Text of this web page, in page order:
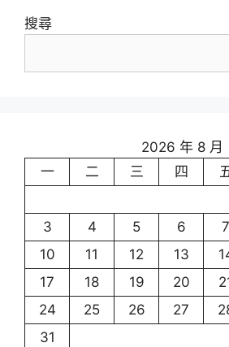
搜尋
2026 年 8 月
一
二 三 四
3
4 5 6 7
10
11 12 13
17
18 19 20
24
25 26 27
31